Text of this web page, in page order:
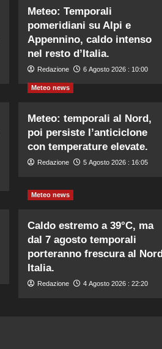
Meteo: Temporali
pomeridiani su Alpi e
Appennino, caldo intenso
nel resto d’Italia.
Redazione 6 Agosto 2026 : 10:00
Meteo news
Meteo: temporali al Nord,
poi persiste l’anticiclone
con temperature elevate.
Redazione 5 Agosto 2026 : 16:05
Meteo news
Caldo estremo a 39°C, ma
dal 7 agosto temporali
porteranno frescura al Nord
Italia.
Redazione 4 Agosto 2026 : 22:20